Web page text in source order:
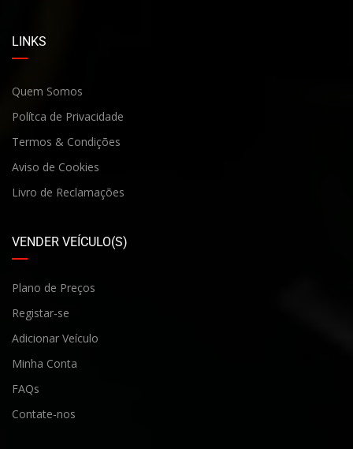
LINKS
Quem Somos
Polítca de Privacidade
Termos & Condições
Aviso de Cookies
Livro de Reclamações
VENDER VEÍCULO(S)
Plano de Preços
Registar-se
Adicionar Veículo
Minha Conta
FAQs
Contate-nos